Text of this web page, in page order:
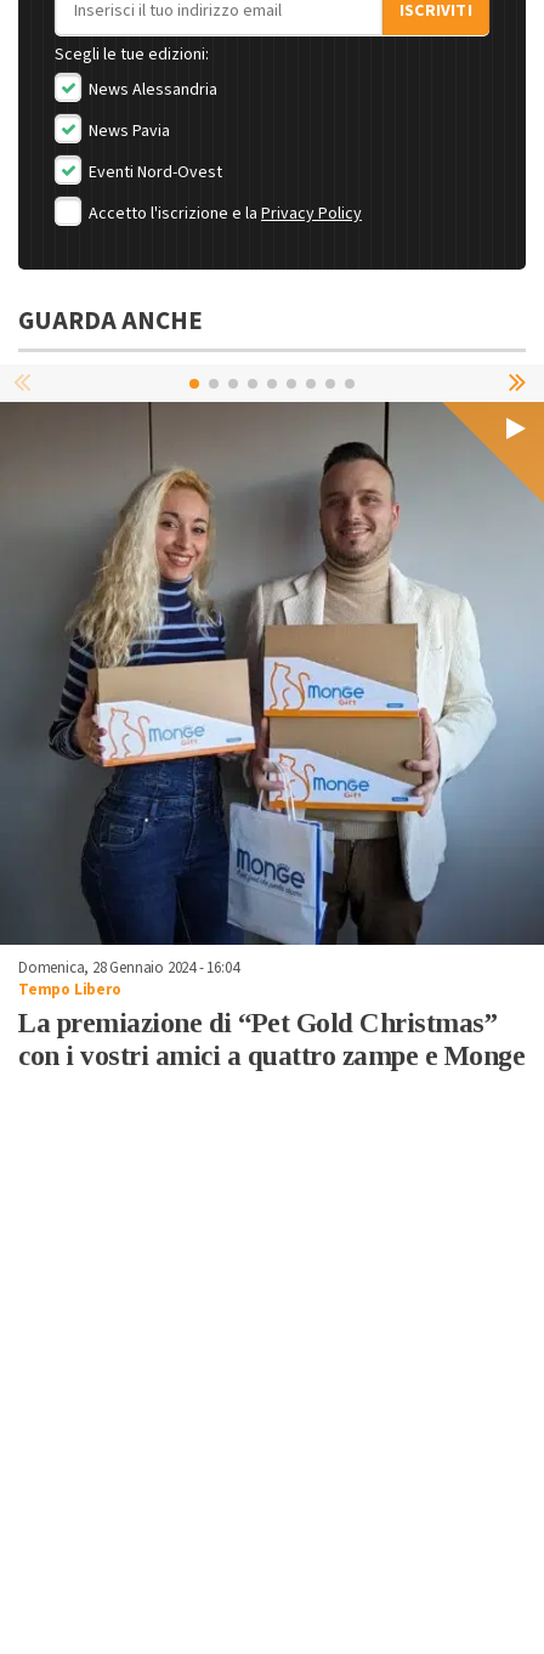
ISCRIVITI
Scegli le tue edizioni:
News Alessandria
News Pavia
Eventi Nord-Ovest
Accetto l'iscrizione e la Privacy Policy
GUARDA ANCHE
Domenica, 28 Gennaio 2024 - 16:04
Tempo Libero
La premiazione di “Pet Gold Christmas”
con i vostri amici a quattro zampe e Monge